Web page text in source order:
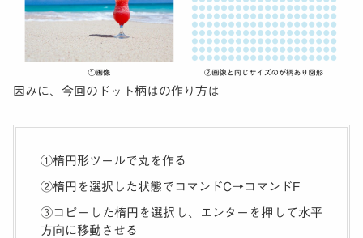
因みに、今回のドット柄はの作り方は
①楕円形ツールで丸を作る
②楕円を選択した状態でコマンドC→コマンドF
③コピーした楕円を選択し、エンターを押して水平
方向に移動させる